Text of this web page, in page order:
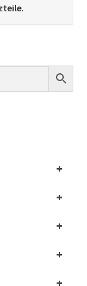
+
+
+
+
+